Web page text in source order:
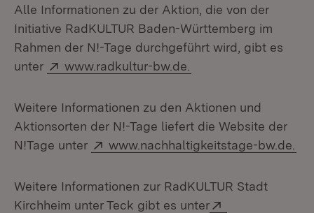
Alle Informationen zu der Aktion, die von der
Initiative RadKULTUR Baden-Württemberg im
Rahmen der N!-Tage durchgeführt wird, gibt es
unter
Extern:
www.radkultur-bw.de.
Weitere Informationen zu den Aktionen und
Aktionsorten der N!-Tage liefert die Website der
N!Tage unter
Extern:
www.nachhaltigkeitstage-bw.de.
Weitere Informationen zur RadKULTUR Stadt
Kirchheim unter Teck gibt es unter